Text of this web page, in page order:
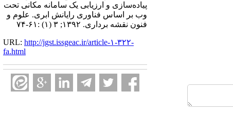
پیاده‌سازی و ارزیابی یک سامانه مکانی تحت
وب بر اساس فناوری رایانش ابری. علوم و
فنون نقشه برداری. ۱۳۹۲; ۳ (۱) :۶۱-۷۴
URL: http://jgst.issgeac.ir/article-۱-۳۲۲-
fa.html